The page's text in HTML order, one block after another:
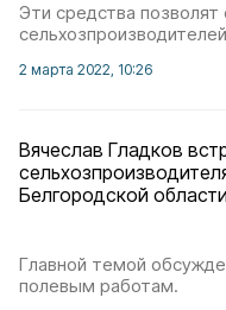
Эти средства позволят
2 марта 2022, 10:26
Вячеслав Гладков
Белгородской области
Главной темой
полевым работам.